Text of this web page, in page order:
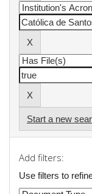
Start a new
Add filters:
Use filters to